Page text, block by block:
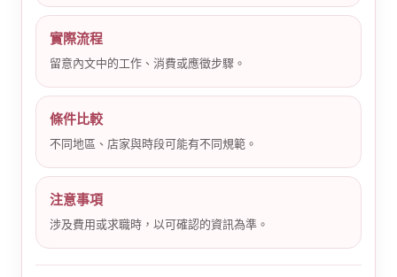
實際流程
留意內文中的工作、消費或應徵步驟。
條件比較
不同地區、店家與時段可能有不同規範。
注意事項
涉及費用或求職時，以可確認的資訊為準。